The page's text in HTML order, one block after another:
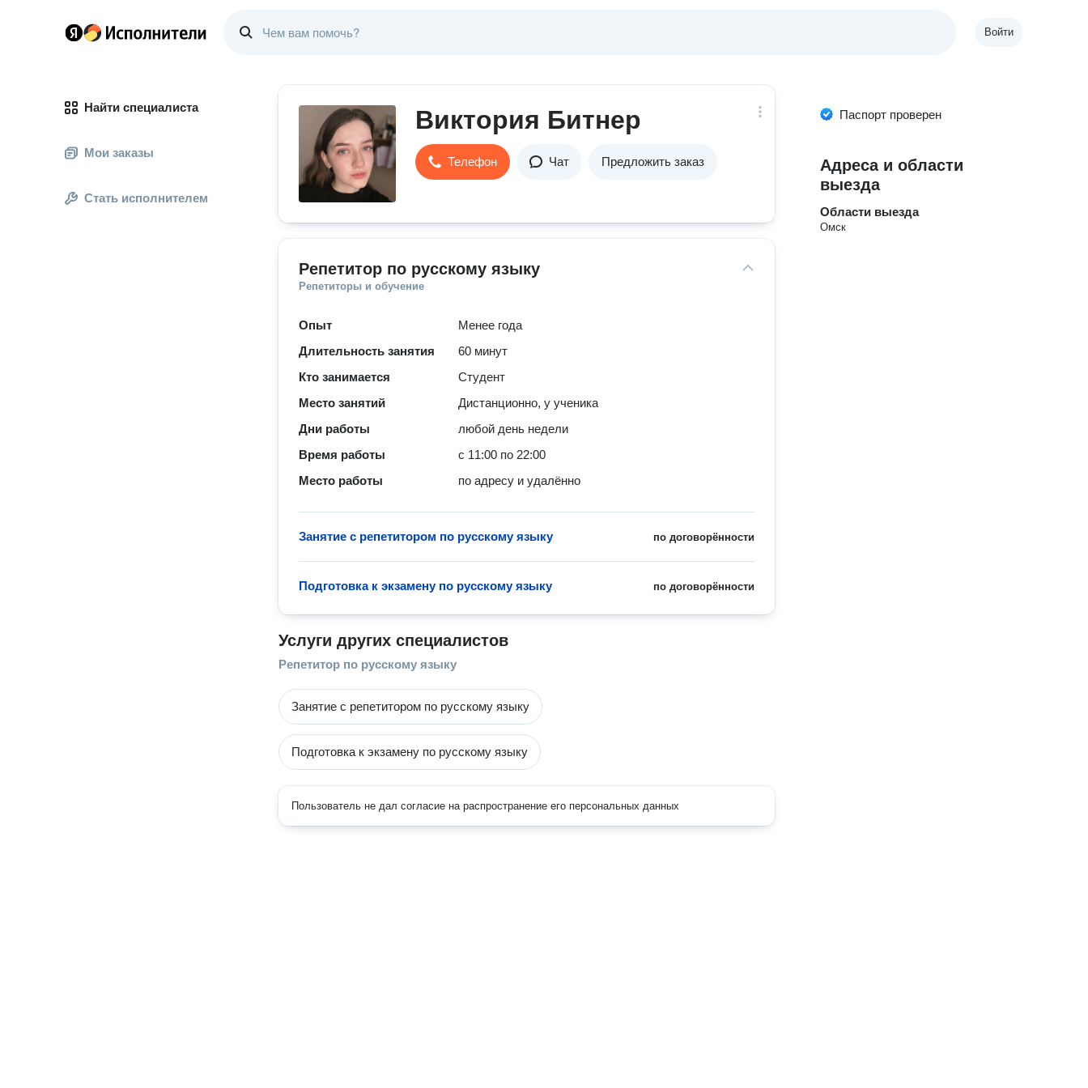
Войти
Найти специалиста
Мои заказы
Стать исполнителем
Виктория Битнер
Телефон Чат Предложить заказ
Репетитор по русскому языку
Репетиторы и обучение
Опыт
Менее года
Длительность занятия
60 минут
Кто занимается
Студент
Место занятий
Дистанционно, у ученика
Дни работы
любой день недели
Время работы
с 11:00 по 22:00
Место работы
по адресу и удалённо
по договорённости
Занятие с репетитором по русскому языку
по договорённости
Подготовка к экзамену по русскому языку
Услуги других специалистов
Репетитор по русскому языку
Занятие с репетитором по русскому языку
Подготовка к экзамену по русскому языку
Пользователь не дал согласие на распространение его персональных данных
Паспорт проверен
Адреса и области
выезда
Области выезда
Омск